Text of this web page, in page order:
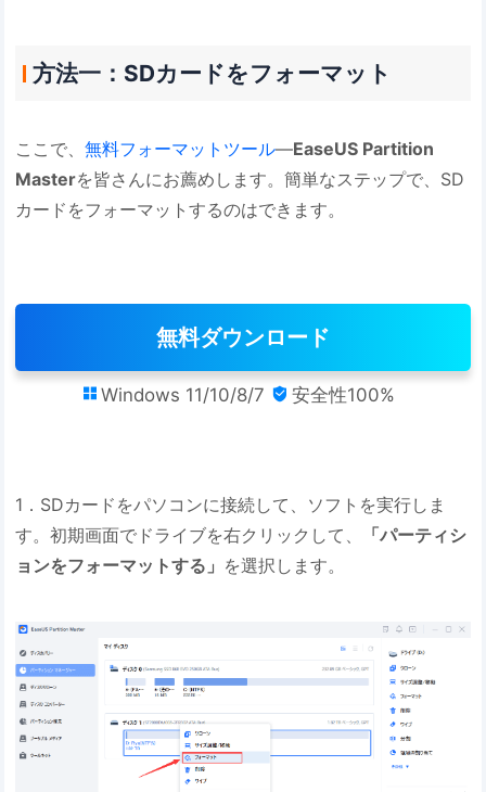
方法一：SDカードをフォーマット
ここで、無料フォーマットツール―EaseUS Partition
Masterを皆さんにお薦めします。簡単なステップで、SD
カードをフォーマットするのはできます。
無料ダウンロード
 Windows 11/10/8/7  安全性100%
1．SDカードをパソコンに接続して、ソフトを実行しま
す。初期画面でドライブを右クリックして、
「パーティシ
ョンをフォーマットする」 を選択します。